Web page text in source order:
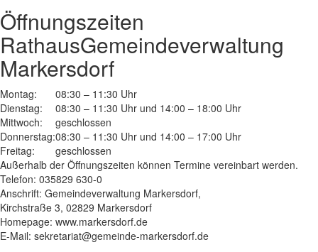
Öffnungszeiten
RathausGemeindeverwaltung
Markersdorf
Montag:
08:30 – 11:30 Uhr
Dienstag:
08:30 – 11:30 Uhr und 14:00 – 18:00 Uhr
Mittwoch:
geschlossen
Donnerstag:08:30 – 11:30 Uhr und 14:00 – 17:00 Uhr
Freitag:
geschlossen
Außerhalb der Öffnungszeiten können Termine vereinbart werden.
Telefon: 035829 630-0
Anschrift: Gemeindeverwaltung Markersdorf,
Kirchstraße 3, 02829 Markersdorf
Homepage: www.markersdorf.de
E-Mail: sekretariat@gemeinde-markersdorf.de